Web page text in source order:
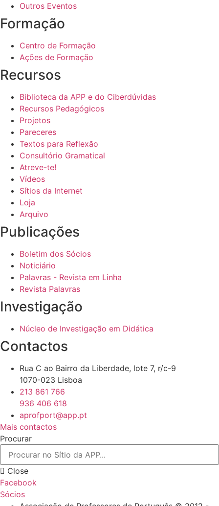
Outros Eventos
Formação
Centro de Formação
Ações de Formação
Recursos
Biblioteca da APP e do Ciberdúvidas
Recursos Pedagógicos
Projetos
Pareceres
Textos para Reflexão
Consultório Gramatical
Atreve-te!
Vídeos
Sítios da Internet
Loja
Arquivo
Publicações
Boletim dos Sócios
Noticiário
Palavras - Revista em Linha
Revista Palavras
Investigação
Núcleo de Investigação em Didática
Contactos
Rua C ao Bairro da Liberdade, lote 7, r/c-9
1070-023 Lisboa
213 861 766
936 406 618
aprofport@app.pt
Mais contactos
Procurar
Close
Facebook
Sócios